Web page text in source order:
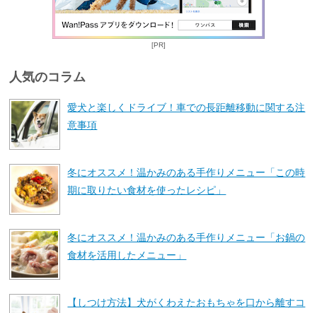
[PR]
人気のコラム
愛犬と楽しくドライブ！車での長距離移動に関する注
意事項
冬にオススメ！温かみのある手作りメニュー「この時
期に取りたい食材を使ったレシピ」
冬にオススメ！温かみのある手作りメニュー「お鍋の
食材を活用したメニュー」
【しつけ方法】犬がくわえたおもちゃを口から離すコ